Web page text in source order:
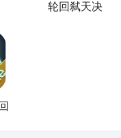
轮回弑天决